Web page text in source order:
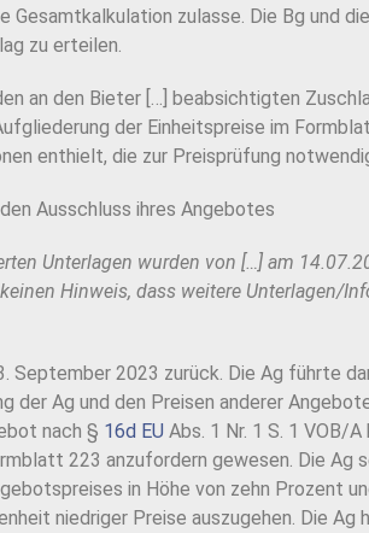
zulasse. Die Bg und
zu erteilen.
an den Bieter […] beabsichtigten
der Einheitspreise im
enthielt, die zur Preisprüfung
Ausschluss ihres Angebotes
Unterlagen wurden von […] am
Hinweis, dass weitere Unterlagen/
2023 zurück. Die Ag führte
Ag und den Preisen anderer
nach § 16d EU Abs. 1 Nr. 1 S. 1 VOB/
223 anzufordern gewesen. Die Ag
in Höhe von zehn Prozent
niedriger Preise auszugehen. Die Ag